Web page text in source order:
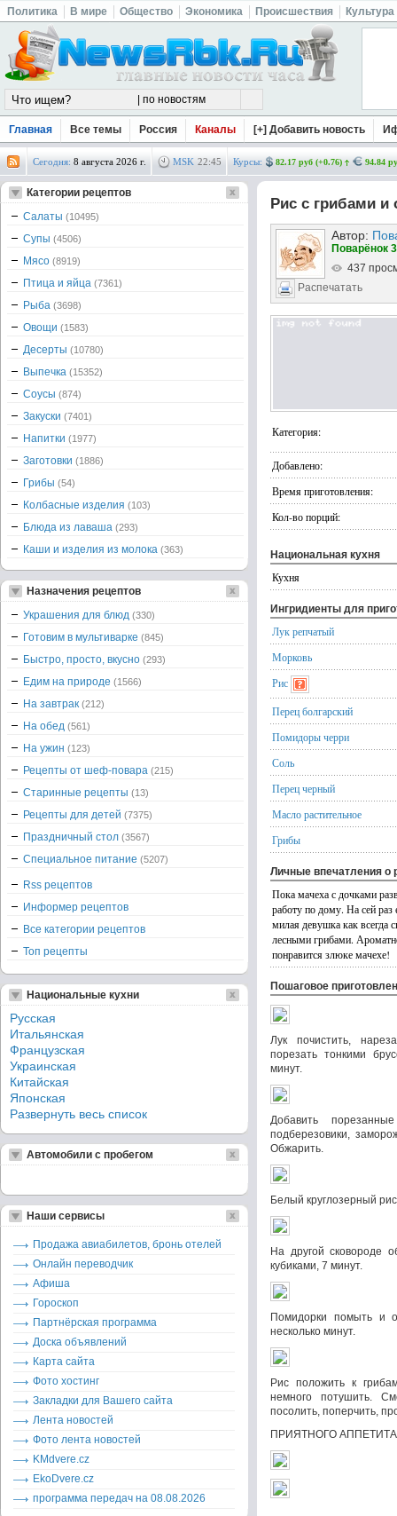
Политика В мире Общество Экономика Происшествия Культура
Главная Все темы Россия Каналы [+] Добавить новость
Сегодня: 8 августа 2026 г. MSK 22 45 Курсы: 82.17 руб (+0.76) 94.84
Рис с грибами
Автор:
Поварёнок
437
Распечатать
Категория:
Добавлено:
Время приготовления:
Кол-во порций:
Национальная кухня
Кухня
Ингридиенты для
Лук репчатый
Морковь
Рис
Перец болгарский
Помидоры черри
Соль
Перец черный
Масло растительное
Грибы
Личные впечатления о
Пока мачеха с дочками
работу по дому. На сей раз
милая девушка как всегда
лесными грибами.
понравится злюке мачехе!
Пошаговое
Лук почистить,
порезать тонкими
минут.
Добавить
подберезовики,
Обжарить.
Белый круглозерный
На другой сковороде
кубиками, 7 минут.
Помидорки помыть и
несколько минут.
Рис положить к
немного потушить.
посолить, поперчить,
ПРИЯТНОГО
Категории рецептов
Салаты (10495)
Супы (4506)
Мясо (8919)
Птица и яйца (7361)
Рыба (3698)
Овощи (1583)
Десерты (10780)
Выпечка (15352)
Соусы (874)
Закуски (7401)
Напитки (1977)
Заготовки (1886)
Грибы (54)
Колбасные изделия (103)
Блюда из лаваша (293)
Каши и изделия из молока (363)
Назначения рецептов
Украшения для блюд (330)
Готовим в мультиварке (845)
Быстро, просто, вкусно (293)
Едим на природе (1566)
На завтрак (212)
На обед (561)
На ужин (123)
Рецепты от шеф-повара (215)
Старинные рецепты (13)
Рецепты для детей (7375)
Праздничный стол (3567)
Специальное питание (5207)
Rss рецептов
Информер рецептов
Все категории рецептов
Топ рецепты
Национальные кухни
Русская
Итальянская
Французская
Украинская
Китайская
Японская
Развернуть весь список
Автомобили с пробегом
Наши сервисы
Продажа авиабилетов, бронь отелей
Онлайн переводчик
Афиша
Гороскоп
Партнёрская программа
Доска объявлений
Карта сайта
Фото хостинг
Закладки для Вашего сайта
Лента новостей
Фото лента новостей
KMdvere.cz
EkoDvere.cz
программа передач на 08.08.2026